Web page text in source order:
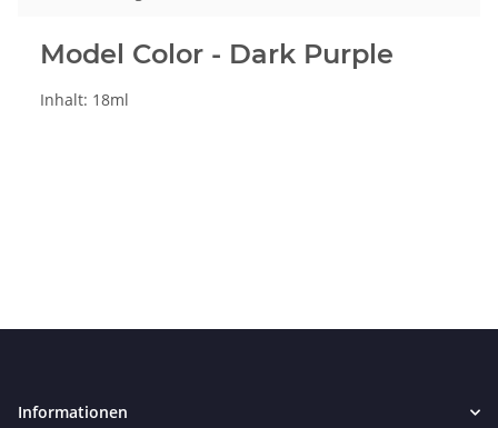
Model Color - Dark Purple
Inhalt: 18ml
Informationen